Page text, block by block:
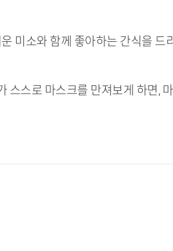
미소와 함께 좋아하는 간식을 드
스스로 마스크를 만져보게 하면,